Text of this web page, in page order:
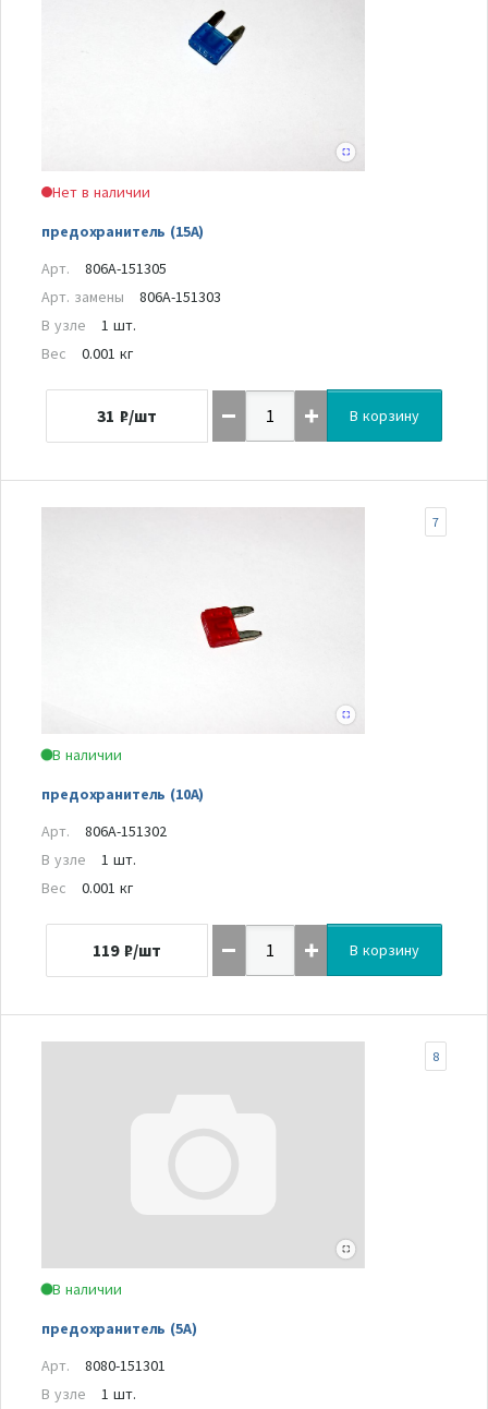
Нет в наличии
предохранитель (15А)
Арт.
806A-151305
Арт. замены
806A-151303
В узле
1 шт.
Вес
0.001 кг
31 ₽/шт В корзину
В наличии
предохранитель (10А)
7
Арт.
806A-151302
В узле
1 шт.
Вес
0.001 кг
119 ₽/шт В корзину
В наличии
предохранитель (5А)
8
Арт.
8080-151301
В узле
1 шт.